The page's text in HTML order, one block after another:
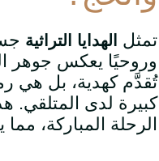
تمثل الهدايا التراثية
وروحيًا يعكس جوهر
تُقدَّم كهدية، بل هي
كبيرة لدى المتلقي.
الرحلة المباركة،